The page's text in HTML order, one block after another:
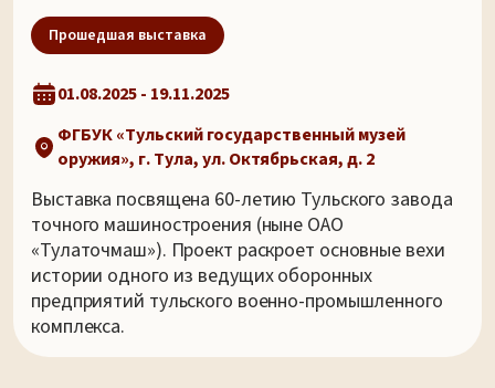
Прошедшая выставка
01.08.2025 - 19.11.2025
ФГБУК «Тульский государственный музей
оружия», г. Тула, ул. Октябрьская, д. 2
Выставка посвящена 60-летию Тульского завода
точного машиностроения (ныне ОАО
«Тулаточмаш»). Проект раскроет основные вехи
истории одного из ведущих оборонных
предприятий тульского военно-промышленного
комплекса.